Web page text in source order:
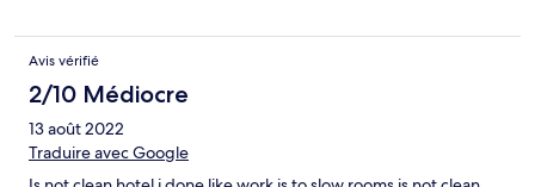
Avis vérifié
2/10 Médiocre
13 août 2022
Traduire avec Google